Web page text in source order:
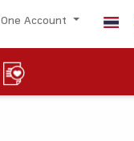
One Account